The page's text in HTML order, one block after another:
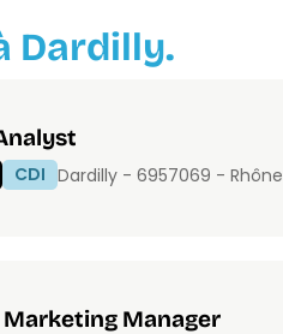
Dardilly.
CDI Dardilly - 6957069 - Rhône
Manager